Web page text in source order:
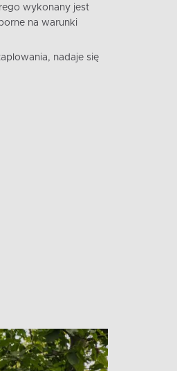
wykonany jest
na warunki
nadaje się